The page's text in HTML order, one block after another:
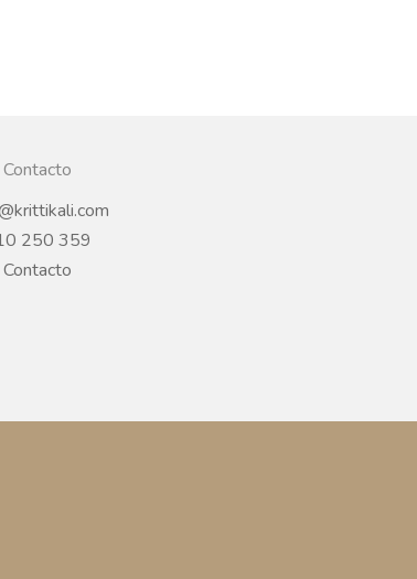
Contacto
250 359
Contacto